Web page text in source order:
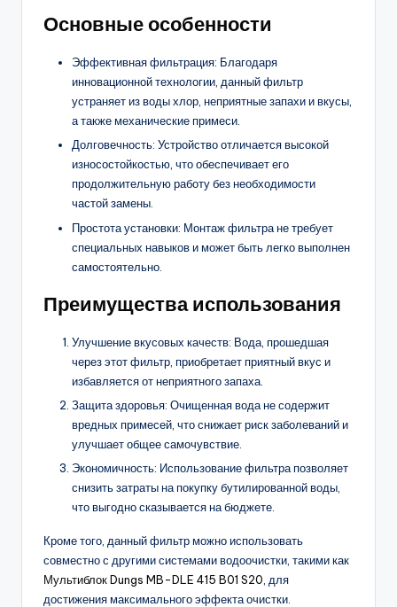
Основные особенности
Эффективная фильтрация: Благодаря
инновационной технологии, данный фильтр
устраняет из воды хлор, неприятные запахи и вкусы,
а также механические примеси.
Долговечность: Устройство отличается высокой
износостойкостью, что обеспечивает его
продолжительную работу без необходимости
частой замены.
Простота установки: Монтаж фильтра не требует
специальных навыков и может быть легко выполнен
самостоятельно.
Преимущества использования
Улучшение вкусовых качеств: Вода, прошедшая
через этот фильтр, приобретает приятный вкус и
избавляется от неприятного запаха.
Защита здоровья: Очищенная вода не содержит
вредных примесей, что снижает риск заболеваний и
улучшает общее самочувствие.
Экономичность: Использование фильтра позволяет
снизить затраты на покупку бутилированной воды,
что выгодно сказывается на бюджете.
Кроме того, данный фильтр можно использовать
совместно с другими системами водоочистки, такими как
Мультиблок Dungs MB-DLE 415 B01 S20 , для
достижения максимального эффекта очистки.